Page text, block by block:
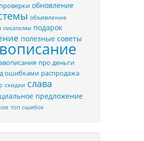
обновление
объявление
писателям подарок
полезные советы
про деньги
ошибками распродажа
скидки слава
предложение
топ ошибок